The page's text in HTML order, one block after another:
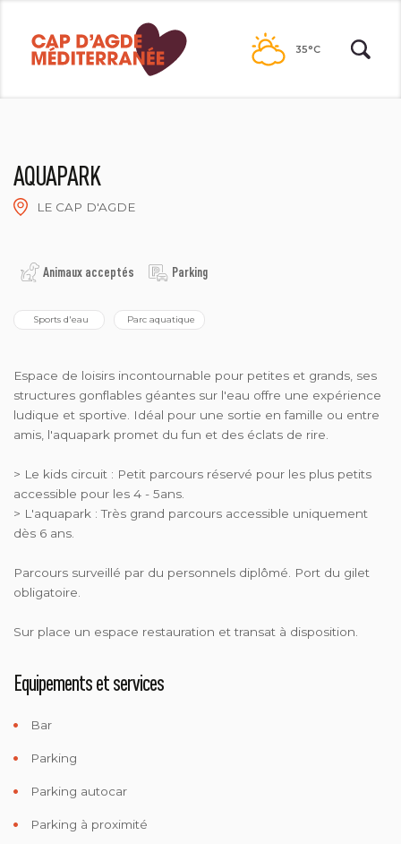
contenu
35°C
AQUAPARK
LE CAP D'AGDE
Animaux acceptés Parking
Sports d'eau Parc aquatique
Espace de loisirs incontournable pour petites et grands, ses
structures gonflables géantes sur l'eau offre une expérience
ludique et sportive. Idéal pour une sortie en famille ou entre
amis, l'aquapark promet du fun et des éclats de rire.
> Le kids circuit : Petit parcours réservé pour les plus petits
accessible pour les 4 - 5ans.
> L'aquapark : Très grand parcours accessible uniquement
dès 6 ans.
Parcours surveillé par du personnels diplômé. Port du gilet
obligatoire.
Sur place un espace restauration et transat à disposition.
Equipements et services
Bar
Parking
Parking autocar
Parking à proximité